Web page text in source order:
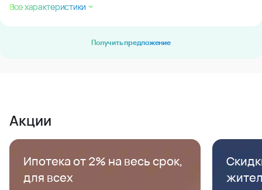
Все характеристики
Получить предложение
Акции
Ипотека от 2% на весь срок,
для всех